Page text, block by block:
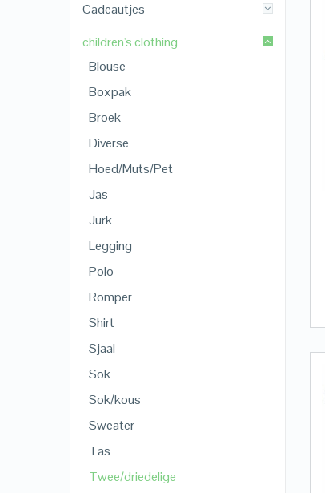
Cadeautjes
children's clothing
Blouse
Boxpak
Broek
Diverse
Hoed/Muts/Pet
Jas
Jurk
Legging
Polo
Romper
Shirt
Sjaal
Sok
Sok/kous
Sweater
Tas
Twee/driedelige